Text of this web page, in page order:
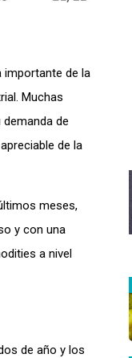
importante de la
Muchas
de
de la
meses,
y con una
a nivel
de año y los